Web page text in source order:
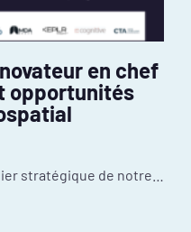
en chef
opportunités